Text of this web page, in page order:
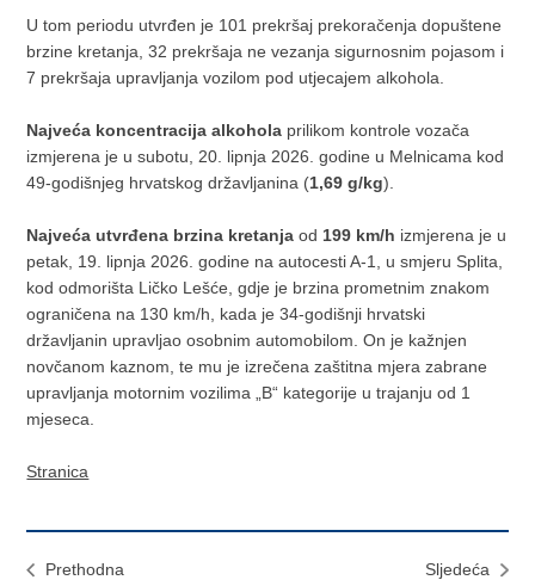
U tom periodu utvrđen je 101 prekršaj prekoračenja dopuštene
brzine kretanja, 32 prekršaja ne vezanja sigurnosnim pojasom i
7 prekršaja upravljanja vozilom pod utjecajem alkohola.
Najveća koncentracija alkohola prilikom kontrole vozača
izmjerena je u subotu, 20. lipnja 2026. godine u Melnicama kod
49-godišnjeg hrvatskog državljanina (1,69 g/kg).
Najveća utvrđena brzina kretanja od 199 km/h izmjerena je u
petak, 19. lipnja 2026. godine na autocesti A-1, u smjeru Splita,
kod odmorišta Ličko Lešće, gdje je brzina prometnim znakom
ograničena na 130 km/h, kada je 34-godišnji hrvatski
državljanin upravljao osobnim automobilom. On je kažnjen
novčanom kaznom, te mu je izrečena zaštitna mjera zabrane
upravljanja motornim vozilima „B“ kategorije u trajanju od 1
mjeseca.
Stranica
Prethodna
Sljedeća